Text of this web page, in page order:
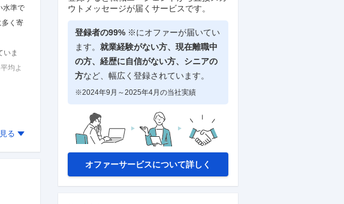
水準で
多く寄
いま
均よ
る
ウトメッセージが届くサービスです。
登録者の99% ※にオファーが届いてい
ます。 就業経験がない方、現在離職中
の方、 経歴に自信がない方、シニアの
方など、幅広く登録されています。
※2024年9月～2025年4月の当社実績
オファーサービスについて詳しく